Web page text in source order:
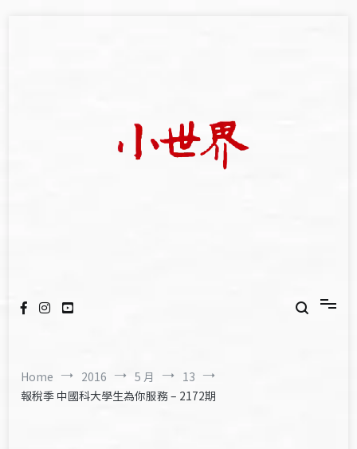
Home 2016 5 月
13
報稅季 中國科大學生為你服務 – 2172期